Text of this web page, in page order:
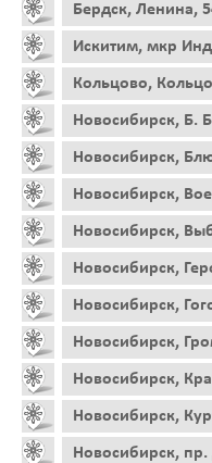
Бердск, Ленина,
Искитим, мкр
Кольцово,
Новосибирск, Б.
Новосибирск,
Новосибирск,
Новосибирск,
Новосибирск,
Новосибирск,
Новосибирск,
Новосибирск,
Новосибирск,
Новосибирск,